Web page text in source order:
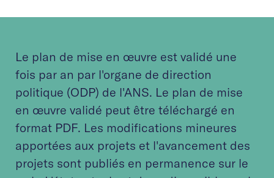
Le plan de mise en œuvre est validé une
fois par an par l'organe de direction
politique (ODP) de l'ANS. Le plan de mise
en œuvre validé peut être téléchargé en
format PDF. Les modifications mineures
apportées aux projets et l'avancement des
projets sont publiés en permanence sur le